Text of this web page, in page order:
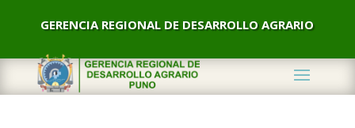
GERENCIA REGIONAL DE DESARROLLO AGRARIO